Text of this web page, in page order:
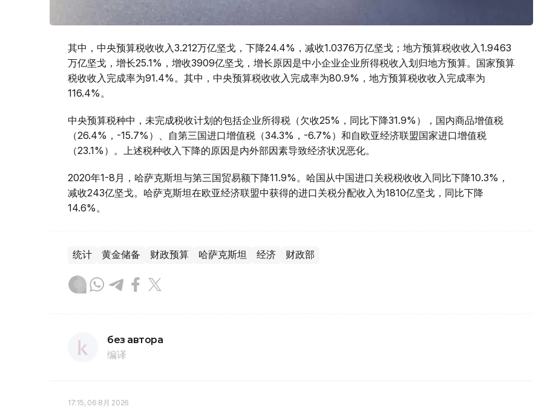
其中，中央预算税收收入3.212万亿坚戈，下降24.4%，减收1.0376万亿坚戈；地方预算税收收入1.9463
万亿坚戈，增长25.1%，增收3909亿坚戈，增长原因是中小企业企业所得税收入划归地方预算。国家预算
税收收入完成率为91.4%。其中，中央预算税收收入完成率为80.9%，地方预算税收收入完成率为
116.4%。
中央预算税种中，未完成税收计划的包括企业所得税（欠收25%，同比下降31.9%），国内商品增值税
（26.4%，-15.7%）、自第三国进口增值税（34.3%，-6.7%）和自欧亚经济联盟国家进口增值税
（23.1%）。上述税种收入下降的原因是内外部因素导致经济状况恶化。
2020年1-8月，哈萨克斯坦与第三国贸易额下降11.9%。哈国从中国进口关税税收收入同比下降10.3%，
减收243亿坚戈。哈萨克斯坦在欧亚经济联盟中获得的进口关税分配收入为1810亿坚戈，同比下降
14.6%。
统计 黄金储备 财政预算 哈萨克斯坦 经济 财政部
без автора
编译
17:15, 06 8月 2026